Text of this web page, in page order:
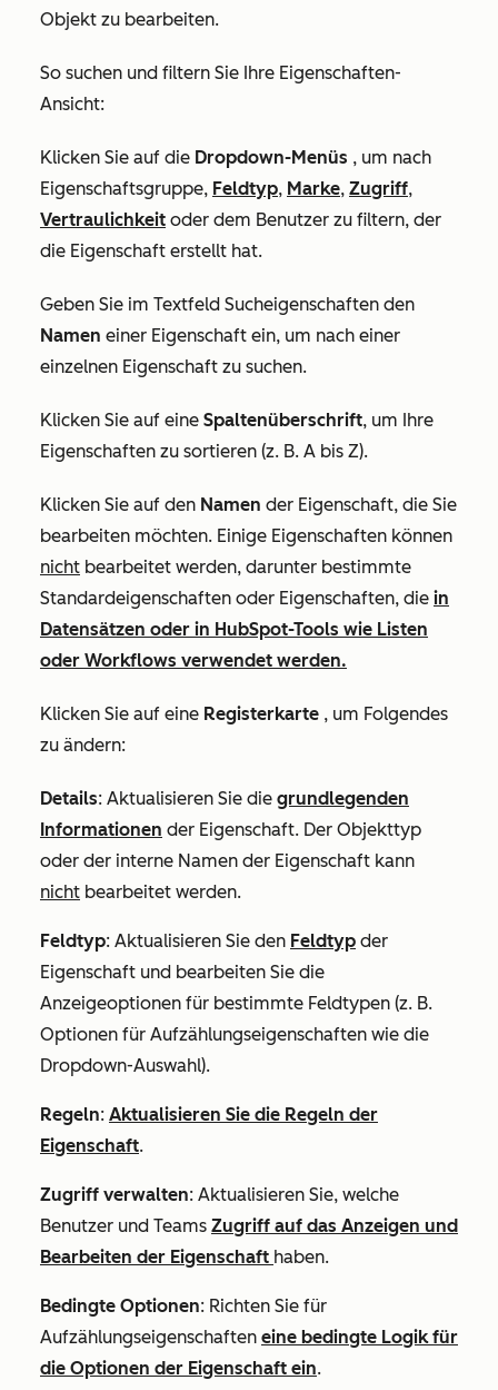
Objekt zu bearbeiten.
So suchen und filtern Sie Ihre Eigenschaften-
Ansicht:
Klicken Sie auf die Dropdown-Menüs , um nach
Eigenschaftsgruppe, Feldtyp, Marke, Zugriff,
Vertraulichkeit oder dem Benutzer zu filtern, der
die Eigenschaft erstellt hat.
Geben Sie im Textfeld Sucheigenschaften den
Namen einer Eigenschaft ein, um nach einer
einzelnen Eigenschaft zu suchen.
Klicken Sie auf eine Spaltenüberschrift, um Ihre
Eigenschaften zu sortieren (z. B. A bis Z).
Klicken Sie auf den Namen der Eigenschaft, die Sie
bearbeiten möchten. Einige Eigenschaften können
nicht bearbeitet werden, darunter bestimmte
Standardeigenschaften oder Eigenschaften, die in
Datensätzen oder in HubSpot-Tools wie Listen
oder Workflows verwendet werden.
Klicken Sie auf eine Registerkarte , um Folgendes
zu ändern:
Details: Aktualisieren Sie die grundlegenden
Informationen der Eigenschaft. Der Objekttyp
oder der interne Namen der Eigenschaft kann
nicht bearbeitet werden.
Feldtyp: Aktualisieren Sie den Feldtyp der
Eigenschaft und bearbeiten Sie die
Anzeigeoptionen für bestimmte Feldtypen (z. B.
Optionen für Aufzählungseigenschaften wie die
Dropdown-Auswahl).
Regeln: Aktualisieren Sie die Regeln der
Eigenschaft.
Zugriff verwalten: Aktualisieren Sie, welche
Benutzer und Teams Zugriff auf das Anzeigen und
Bearbeiten der Eigenschaft haben.
Bedingte Optionen: Richten Sie für
Aufzählungseigenschaften eine bedingte Logik für
die Optionen der Eigenschaft ein.